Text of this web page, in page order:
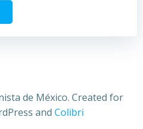
de México. Created for
and Colibri